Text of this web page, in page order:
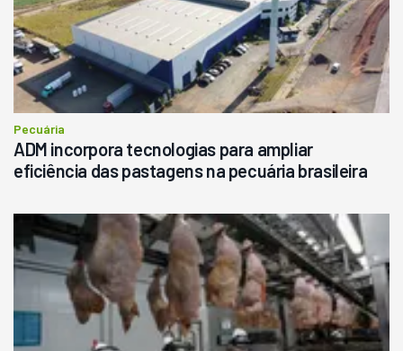
Pecuária
ADM incorpora tecnologias para ampliar
eficiência das pastagens na pecuária brasileira